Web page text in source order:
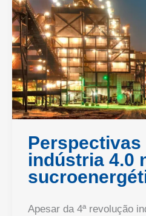
Perspectivas
indústria 4.0
Apesar da 4ª revolução